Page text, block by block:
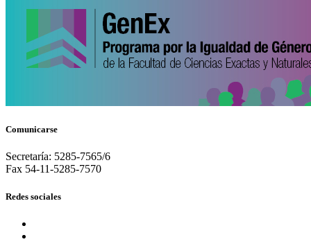
Comunicarse
Secretaría: 5285-7565/6
Fax 54-11-5285-7570
Redes sociales